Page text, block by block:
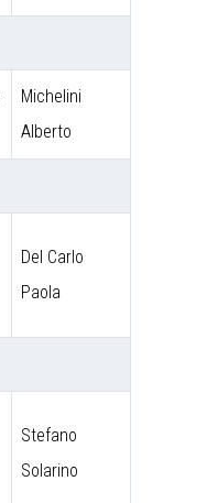
Michelini
Alberto
Del Carlo
Paola
Stefano
Solarino